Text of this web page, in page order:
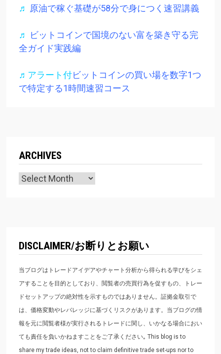
♬ 原油で稼ぐ基礎が58分で身につく速習講義
♬
ビットコインで国境のない富を築き守る完
全ガイド実践編
♬アラート付ビットコインの買い場を数字1つ
で特定する1時間速習コース
ARCHIVES
Archives
DISCLAIMER/お断りとお願い
当ブログはトレードアイデアやチャート分析から得られる学びをシェ
アすることを目的としており、閲覧者の売買行為を促すもの、トレー
ドセットアップの絶対性を示すものではありません。証拠金取引で
は、価格変動やレバレッジに基づくリスクがあります。当ブログの情
報を元に閲覧者様が実行されるトレードに関し、いかなる場合におい
ても責任を負いかねますことをご了承ください｡ This blog is to
share my trade ideas, not to claim definitive trade set-ups nor to